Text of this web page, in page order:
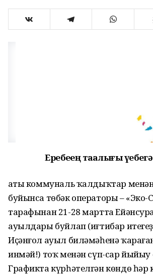
Еребеҙҙең таҙалығы
Ҡаты коммуналь ҡалдыҡтар
буйынса төбәк операторы –
тарафынан 21-28 мартта
ауылдары буйлап (иғтибар
Иҫәнғол ауыл биләмәһенә
инмәй!) тоҡ менән сүп-сар
Графикта күрһәтелгән көндө һәр